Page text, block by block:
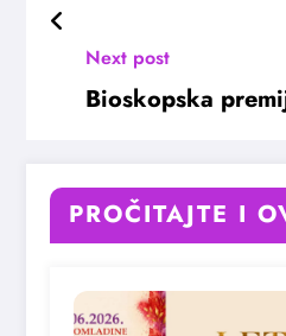
Next post
Bioskopska
PROČITAJTE I